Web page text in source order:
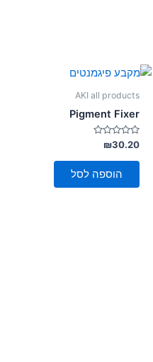
AKI all products
Pigment Fixer
דורג
0
מתוך
₪30.20
הוספה לסל